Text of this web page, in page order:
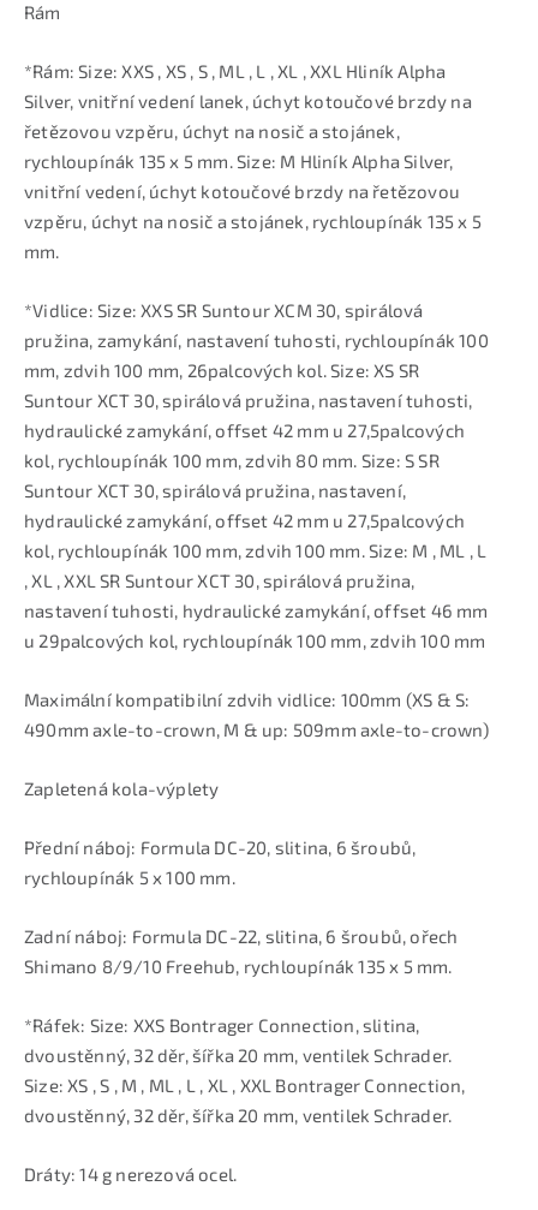
Rám
*Rám: Size: XXS , XS , S , ML , L , XL , XXL Hliník Alpha
Silver, vnitřní vedení lanek, úchyt kotoučové brzdy na
řetězovou vzpěru, úchyt na nosič a stojánek,
rychloupínák 135 x 5 mm. Size: M Hliník Alpha Silver,
vnitřní vedení, úchyt kotoučové brzdy na řetězovou
vzpěru, úchyt na nosič a stojánek, rychloupínák 135 x 5
mm.
*Vidlice: Size: XXS SR Suntour XCM 30, spirálová
pružina, zamykání, nastavení tuhosti, rychloupínák 100
mm, zdvih 100 mm, 26palcových kol. Size: XS SR
Suntour XCT 30, spirálová pružina, nastavení tuhosti,
hydraulické zamykání, offset 42 mm u 27,5palcových
kol, rychloupínák 100 mm, zdvih 80 mm. Size: S SR
Suntour XCT 30, spirálová pružina, nastavení,
hydraulické zamykání, offset 42 mm u 27,5palcových
kol, rychloupínák 100 mm, zdvih 100 mm. Size: M , ML , L
, XL , XXL SR Suntour XCT 30, spirálová pružina,
nastavení tuhosti, hydraulické zamykání, offset 46 mm
u 29palcových kol, rychloupínák 100 mm, zdvih 100 mm
Maximální kompatibilní zdvih vidlice: 100mm (XS & S:
490mm axle-to-crown, M & up: 509mm axle-to-crown)
Zapletená kola-výplety
Přední náboj: Formula DC-20, slitina, 6 šroubů,
rychloupínák 5 x 100 mm.
Zadní náboj: Formula DC-22, slitina, 6 šroubů, ořech
Shimano 8/9/10 Freehub, rychloupínák 135 x 5 mm.
*Ráfek: Size: XXS Bontrager Connection, slitina,
dvoustěnný, 32 děr, šířka 20 mm, ventilek Schrader.
Size: XS , S , M , ML , L , XL , XXL Bontrager Connection,
dvoustěnný, 32 děr, šířka 20 mm, ventilek Schrader.
Dráty: 14 g nerezová ocel.